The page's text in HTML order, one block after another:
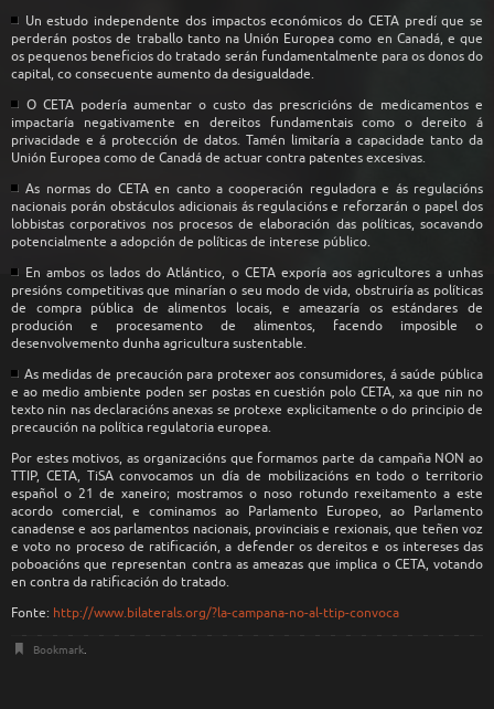
Un estudo independente dos impactos económicos do CETA predí que se
perderán postos de traballo tanto na Unión Europea como en Canadá, e que
os pequenos beneficios do tratado serán fundamentalmente para os donos do
capital, co consecuente aumento da desigualdade.
O CETA podería aumentar o custo das prescricións de medicamentos e
impactaría negativamente en dereitos fundamentais como o dereito á
privacidade e á protección de datos. Tamén limitaría a capacidade tanto da
Unión Europea como de Canadá de actuar contra patentes excesivas.
As normas do CETA en canto a cooperación reguladora e ás regulacións
nacionais porán obstáculos adicionais ás regulacións e reforzarán o papel dos
lobbistas corporativos nos procesos de elaboración das políticas, socavando
potencialmente a adopción de políticas de interese público.
En ambos os lados do Atlántico, o CETA exporía aos agricultores a unhas
presións competitivas que minarían o seu modo de vida, obstruiría as políticas
de compra pública de alimentos locais, e ameazaría os estándares de
produción e procesamento de alimentos, facendo imposible o
desenvolvemento dunha agricultura sustentable.
As medidas de precaución para protexer aos consumidores, á saúde pública
e ao medio ambiente poden ser postas en cuestión polo CETA, xa que nin no
texto nin nas declaracións anexas se protexe explicitamente o do principio de
precaución na política regulatoria europea.
Por estes motivos, as organizacións que formamos parte da campaña NON ao
TTIP, CETA, TiSA convocamos un día de mobilizacións en todo o territorio
español o 21 de xaneiro; mostramos o noso rotundo rexeitamento a este
acordo comercial, e cominamos ao Parlamento Europeo, ao Parlamento
canadense e aos parlamentos nacionais, provinciais e rexionais, que teñen voz
e voto no proceso de ratificación, a defender os dereitos e os intereses das
poboacións que representan contra as ameazas que implica o CETA, votando
en contra da ratificación do tratado.
Fonte: http://www.bilaterals.org/?la-campana-no-al-ttip-convoca
Bookmark.